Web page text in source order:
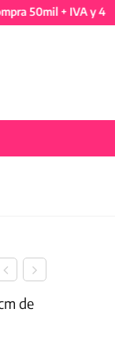
+ IVA y 4
de